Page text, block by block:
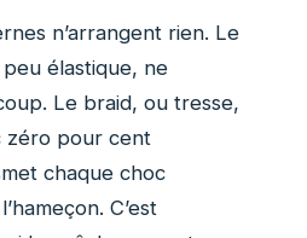
n’arrangent rien. Le
élastique, ne
Le braid, ou tresse,
zéro pour cent
chaque choc
C’est